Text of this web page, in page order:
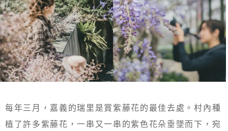
每年三月，嘉義的瑞里是賞紫藤花的最佳去處。村內種
植了許多紫藤花，一串又一串的紫色花朵垂墜而下，宛